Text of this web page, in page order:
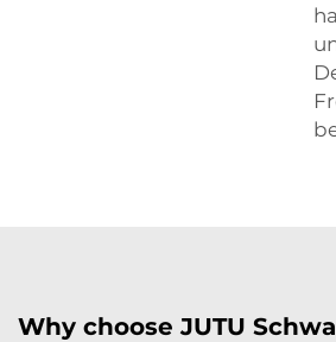
Why choose JUTU